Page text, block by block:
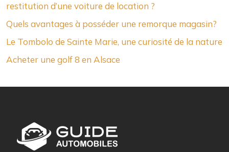
restitution d’une voiture de location ?
Quels avantages à posséder une remorque magasin?
Le Tombolo de Sainte Marie, une curiosité de la nature
Acheter une golf 8 en Alsace